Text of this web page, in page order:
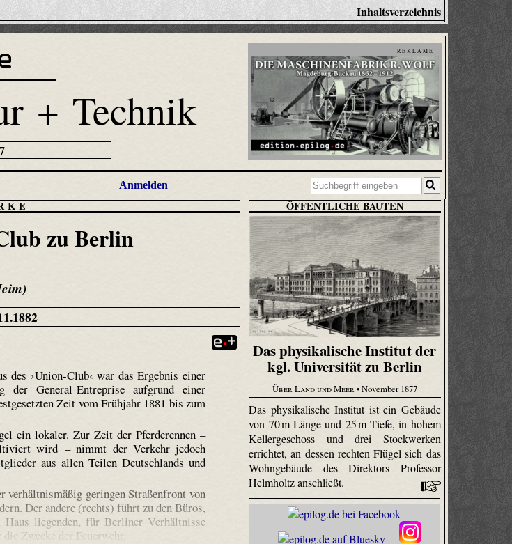
Inhaltsverzeichnis
+ Technik
- R E K L A M E -
Anmelden
zu Berlin
des ›Union-Club‹ war das Ergebnis einer
der General-Entreprise aufgrund einer
Zeit vom Frühjahr 1881 bis zum
ein lokaler. Zur Zeit der Pferderennen –
wird – nimmt der Verkehr jedoch
aus allen Teilen Deutschlands und
verhältnismäßig geringen Straßenfront von
Der andere (rechts) führt zu den Büros,
liegenden, für Berliner Verhältnisse
Zwecke der Feuerwehr.
ÖFFENTLICHE BAUTEN
Das physikalische Institut der
kgl. Universität zu Berlin
Über Land und Meer• November 1877
Das physikalische Institut ist ein Gebäude
von 70 m Länge und 25 m Tiefe, in hohem
Kellergeschoss und drei Stockwerken
errichtet, an dessen rechten Flügel sich das
Wohngebäude des Direktors Professor
Helmholtz anschließt.